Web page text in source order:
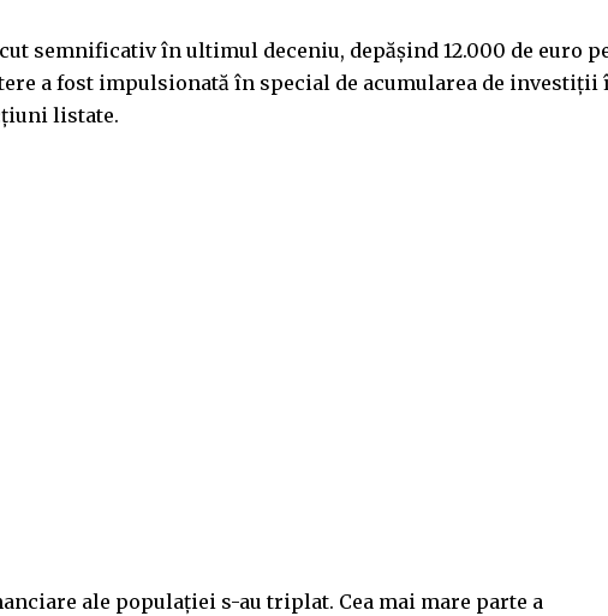
semnificativ în ultimul deceniu, depășind 12.000 de euro
a fost impulsionată în special de acumularea de investiții
listate.
ale populației s-au triplat. Cea mai mare parte a